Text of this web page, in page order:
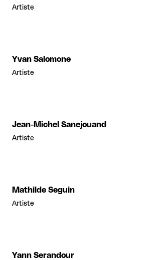
Artiste
Yvan Salomone
Artiste
Jean-Michel Sanejouand
Artiste
Mathilde Seguin
Artiste
Yann Serandour